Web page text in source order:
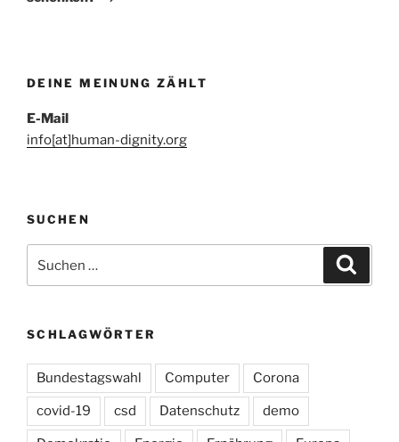
DEINE MEINUNG ZÄHLT
E-Mail
info[at]human-dignity.org
SUCHEN
nach:
SCHLAGWÖRTER
Bundestagswahl Computer Corona
covid-19 csd Datenschutz demo